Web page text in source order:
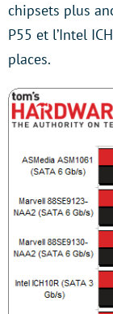
chipsets plus
P55 et l’Intel
places.